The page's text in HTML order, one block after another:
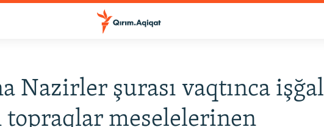
Nazirler şurası vaqtınca işğal
topraqlar meselelerinen